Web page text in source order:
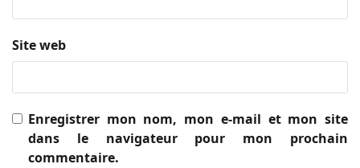
Site web
Enregistrer mon nom, mon e-mail et mon site
dans le navigateur pour mon prochain
commentaire.